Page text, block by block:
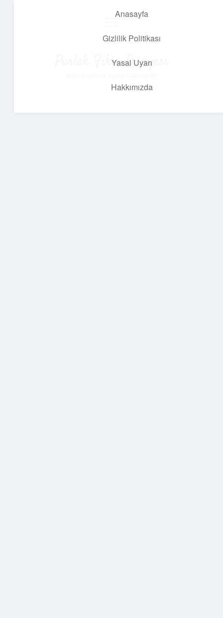
Anasayfa
Gizlilik Politikası
Yasal Uyarı
Hakkımızda
Parlak Fikir Dünyası